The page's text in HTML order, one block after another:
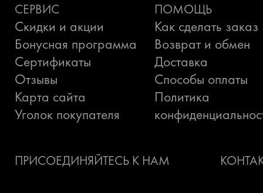
СЕРВИС
Скидки и акции
Бонусная программа
Сертификаты
Отзывы
Карта сайта
Уголок покупателя
ПОМОЩЬ
Как сделать заказ
Возврат и обмен
Доставка
Способы оплаты
Политика
ПРИСОЕДИНЯЙТЕСЬ К НАМ